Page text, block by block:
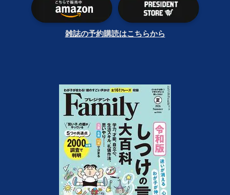
雑誌の予約購読はこちらから